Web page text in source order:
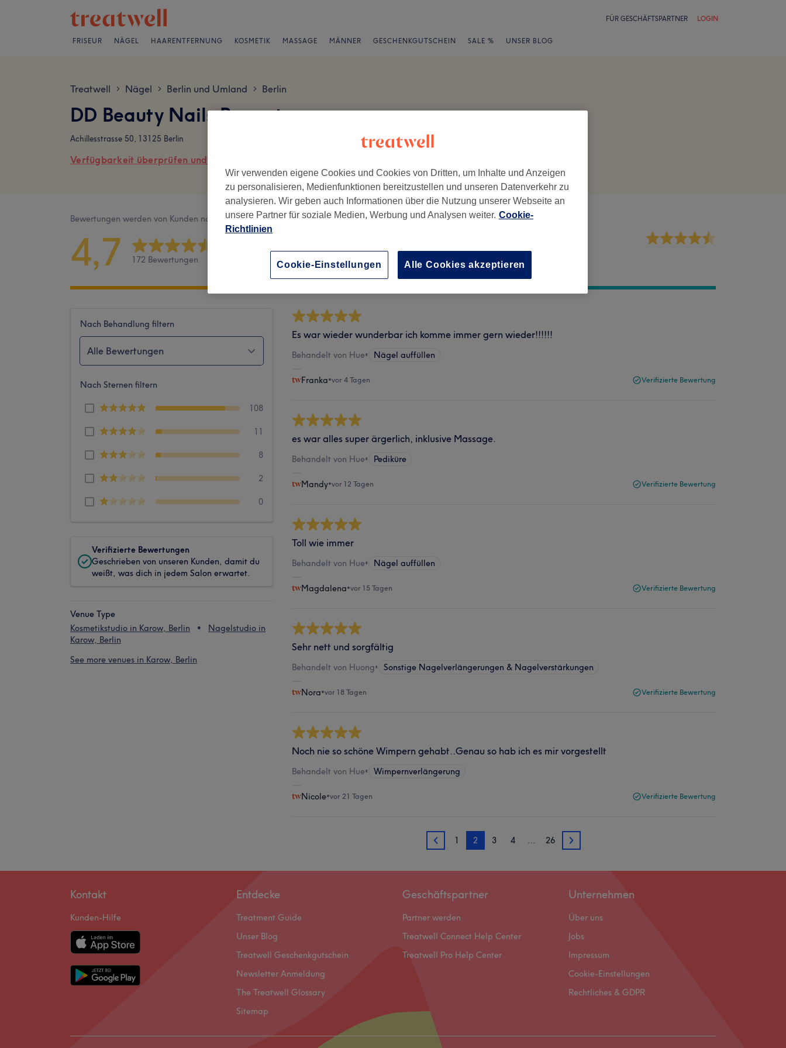
FÜR GESCHÄFTSPARTNER LOGIN
FRISEUR NÄGEL HAARENTFERNUNG KOSMETIK MASSAGE MÄNNER GESCHENKGUTSCHEIN SALE % UNSER BLOG
Treatwell > Nägel > Berlin und Umland > Berlin
DD Beauty Nails Bewertungen
Achillesstrasse 50, 13125 Berlin
Verfügbarkeit überprüfen und online buchen
Bewertungen werden von Kunden nach ihrem Besuch geschrieben.
4,7 172 Bewertungen Sauberkeit
Nach Behandlung filtern
Alle Bewertungen
Nach Sternen filtern
108
11
8
2
0
Verifizierte Bewertungen
Geschrieben von unseren Kunden, damit du
weißt, was dich in jedem Salon erwartet.
Venue Type
Kosmetikstudio in Karow, Berlin
Nagelstudio in
Karow, Berlin
See more venues in Karow, Berlin
Es war wieder wunderbar ich komme immer gern wieder!!!!!!
Behandelt von Hue• Nägel auffüllen
Franka•vor 4 Tagen Verifizierte Bewertung
es war alles super ärgerlich, inklusive Massage.
Behandelt von Hue• Pediküre
Mandy•vor 12 Tagen Verifizierte Bewertung
Toll wie immer
Behandelt von Hue• Nägel auffüllen
Magdalena•vor 15 Tagen Verifizierte Bewertung
Sehr nett und sorgfältig
Behandelt von Huong• Sonstige Nagelverlängerungen & Nagelverstärkungen
Nora•vor 18 Tagen Verifizierte Bewertung
Noch nie so schöne Wimpern gehabt..Genau so hab ich es mir vorgestellt
Behandelt von Hue• Wimpernverlängerung
Nicole•vor 21 Tagen Verifizierte Bewertung
1 1 2 3 4 … 26 3
Kontakt
Kunden-Hilfe
Entdecke
Treatment Guide
Unser Blog
Treatwell Geschenkgutschein
Newsletter Anmeldung
The Treatwell Glossary
Sitemap
Geschäftspartner
Partner werden
Treatwell Connect Help Center
Treatwell Pro Help Center
Unternehmen
Über uns
Jobs
Impressum
Cookie-Einstellungen
Rechtliches & GDPR
Wir verwenden eigene Cookies und Cookies von Dritten, um Inhalte und Anzeigen
zu personalisieren, Medienfunktionen bereitzustellen und unseren Datenverkehr zu
analysieren. Wir geben auch Informationen über die Nutzung unserer Webseite an
unsere Partner für soziale Medien, Werbung und Analysen weiter. Cookie-
Richtlinien
Cookie-Einstellungen Alle Cookies akzeptieren